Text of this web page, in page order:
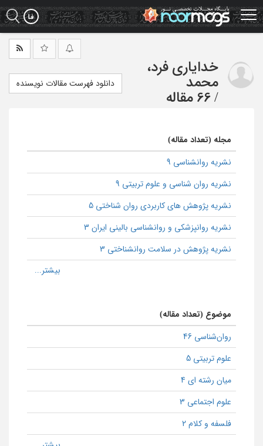
Skip
to
main
خدایاری فرد،
محمد
/ 66 مقاله
دانلود فهرست مقالات نویسنده
مجله (تعداد مقاله)
نشریه روانشناسی 9
نشریه روان شناسی و علوم تربیتی 9
نشریه پژوهش های کاربردی روان شناختی 5
نشریه روانپزشکی و روانشناسی بالینی ایران 3
نشریه پژوهش در سلامت روانشناختی 3
موضوع (تعداد مقاله)
روان‌شناسی 46
علوم تربیتی 5
میان رشته ای 4
علوم اجتماعی 3
فلسفه و کلام 2